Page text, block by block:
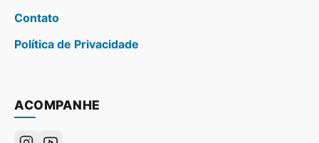
Contato
Política de Privacidade
ACOMPANHE